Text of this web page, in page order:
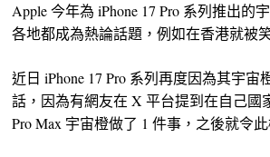
Apple 今年為 iPhone 17 Pro 系列推出的
各地都成為熱論話題，例如在香港就被
近日 iPhone 17 Pro 系列再度因為其宇宙
話，因為有網友在 X 平台提到在自己國
Pro Max 宇宙橙做了 1 件事，之後就令